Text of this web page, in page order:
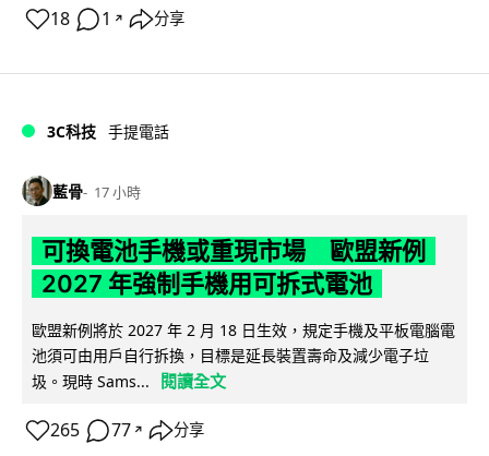
18 1 ↗ 分享
3C科技 手提電話
藍骨 17 小時
可換電池手機或重現市場 歐盟新例
2027 年強制手機用可拆式電池
歐盟新例將於 2027 年 2 月 18 日生效，規定手機及平板電腦電
池須可由用戶自行拆換，目標是延長裝置壽命及減少電子垃
圾。現時 Sams...
閱讀全文
265 77 ↗ 分享